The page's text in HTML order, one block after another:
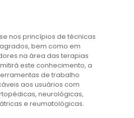
nos princípios de técnicas
bem como em
na área das terapias
este conhecimento, a
de trabalho
​​aos usuários com
neurológicas,
e reumatológicas.